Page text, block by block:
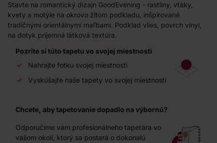
Stavte na romantický dizajn GoodEvening - rastliny, vtáky,
kvety a motýle na okrovo žltom podkladu, inšpirované
tradičnými orientálnymi maľbami. Podklad vlies, povrch vinyl,
na dotyk príjemná látková textúra.
Pozrite si túto tapetu vo svojej miestnosti
Nahrajte fotku svojej miestnosti
Vyskúšajte naše tapety vo svojej miestnosti
Chcete, aby tapetovanie dopadlo na výbornú?
Odporučíme vám profesionálneho tapetára vo
vašom okolí, ktorý sa postará o dokonalú